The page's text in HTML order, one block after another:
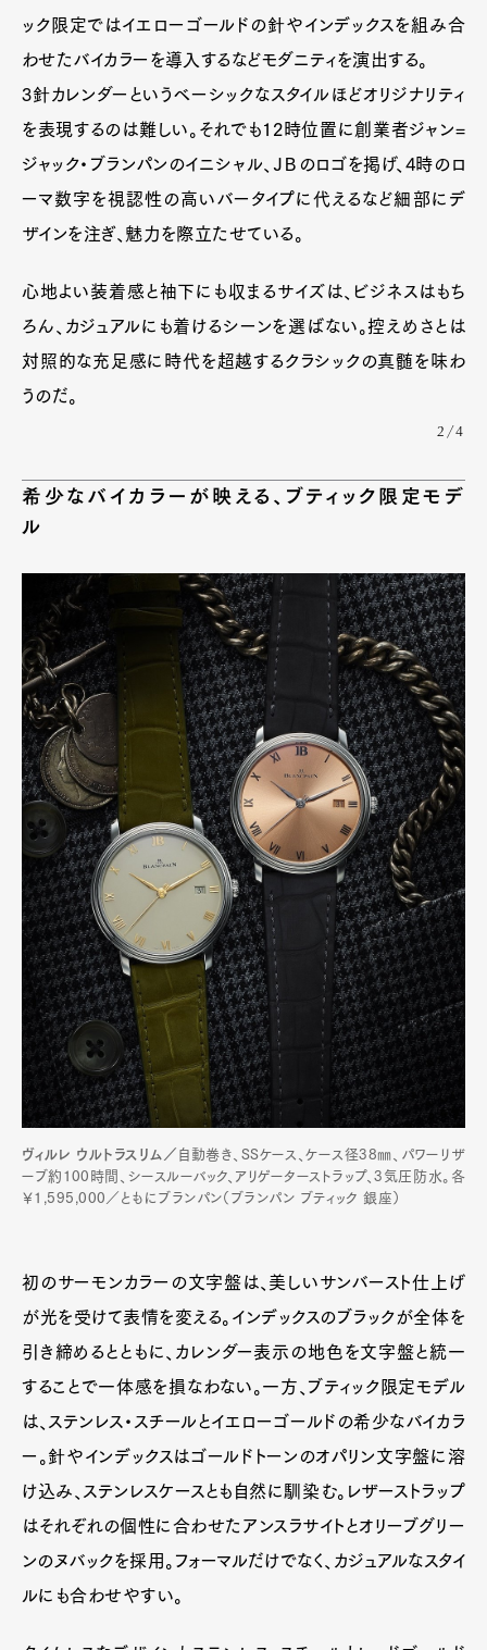
Art&DesignWatchFashion
Pen international Pen tw
ック限定ではイエローゴールドの針やインデックスを組み合
わせたバイカラーを導入するなどモダニティを演出する。
3針カレンダーというベーシックなスタイルほどオリジナリティ
を表現するのは難しい。それでも12時位置に創業者ジャン=
ジャック・ブランパンのイニシャル、ＪＢのロゴを掲げ、4時のロ
ーマ数字を視認性の高いバータイプに代えるなど細部にデ
ザインを注ぎ、魅力を際立たせている。
心地よい装着感と袖下にも収まるサイズは、ビジネスはもち
ろん、カジュアルにも着けるシーンを選ばない。控えめさとは
対照的な充足感に時代を超越するクラシックの真髄を味わ
うのだ。
2/4
希少なバイカラーが映える、ブティック限定モデ
ル
ヴィルレ ウルトラスリム／ 自動巻き、SSケース、ケース径38㎜、パワーリザ
ーブ約100時間、シースルーバック、アリゲーターストラップ、3気圧防水。各
￥1,595,000／ともにブランパン（ブランパン ブティック 銀座）
初のサーモンカラーの文字盤は、美しいサンバースト仕上げ
が光を受けて表情を変える。インデックスのブラックが全体を
引き締めるとともに、カレンダー表示の地色を文字盤と統一
することで一体感を損なわない。一方、ブティック限定モデル
は、ステンレス・スチールとイエローゴールドの希少なバイカラ
ー。針やインデックスはゴールドトーンのオパリン文字盤に溶
け込み、ステンレスケースとも自然に馴染む。レザーストラップ
はそれぞれの個性に合わせたアンスラサイトとオリーブグリー
ンのヌバックを採用。フォーマルだけでなく、カジュアルなスタイ
ルにも合わせやすい。